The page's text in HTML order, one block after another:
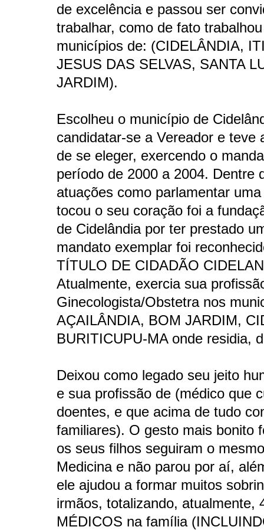
de excelência e passou ser
trabalhar, como de fato
municípios de: (CIDELÂNDIA,
JESUS DAS SELVAS, SANTA
JARDIM).
Escolheu o município de
candidatar-se a Vereador e teve
de se eleger, exercendo o
período de 2000 a 2004. Dentre
atuações como parlamentar
tocou o seu coração foi a
de Cidelândia por ter prestado
mandato exemplar foi
TÍTULO DE CIDADÃO
Atualmente, exercia sua
Ginecologista/Obstetra nos
AÇAILÂNDIA, BOM JARDIM,
BURITICUPU-MA onde residia,
Deixou como legado seu jeito
e sua profissão de (médico que
doentes, e que acima de tudo
familiares). O gesto mais bonito
os seus filhos seguiram o
Medicina e não parou por aí,
ele ajudou a formar muitos
irmãos, totalizando, atualmente,
MÉDICOS na família